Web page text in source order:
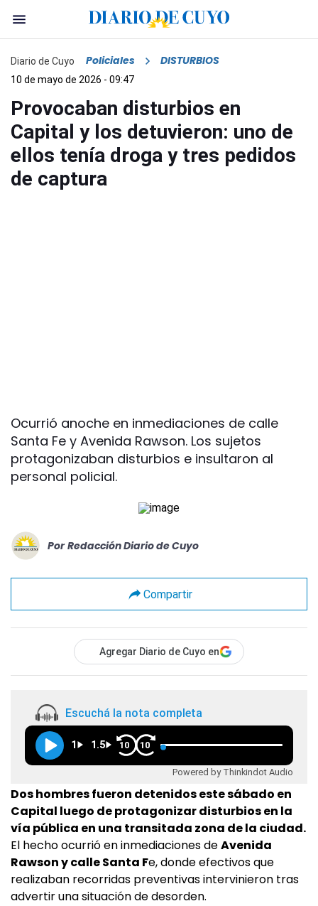
Diario de Cuyo Policiales DISTURBIOS
10 de mayo de 2026 - 09:47
Provocaban disturbios en
Capital y los detuvieron: uno de
ellos tenía droga y tres pedidos
de captura
Ocurrió anoche en inmediaciones de calle
Santa Fe y Avenida Rawson. Los sujetos
protagonizaban disturbios e insultaron al
personal policial.
Por Redacción Diario de Cuyo
Compartir
Agregar Diario de Cuyo en
Escuchá la nota completa
1 1.5 10 10
Powered by Thinkindot Audio
Dos hombres fueron detenidos este sábado en
Capital luego de protagonizar disturbios en la
vía pública en una transitada zona de la ciudad.
El hecho ocurrió en inmediaciones deAvenida
Rawson y calle Santa Fe, donde efectivos que
realizaban recorridas preventivas intervinieron tras
advertir una situación de desorden.